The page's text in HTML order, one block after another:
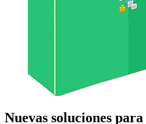
Nuevas soluciones